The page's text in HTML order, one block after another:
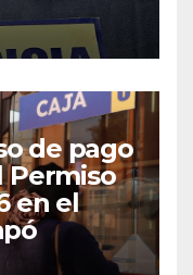
de pago
Permiso
en el